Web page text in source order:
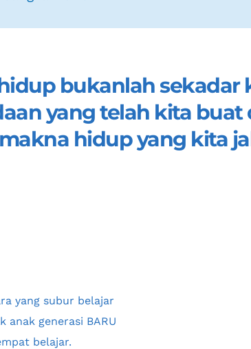
bukanlah sekadar
yang telah kita
hidup yang kita
yang subur belajar
anak generasi BARU
belajar.